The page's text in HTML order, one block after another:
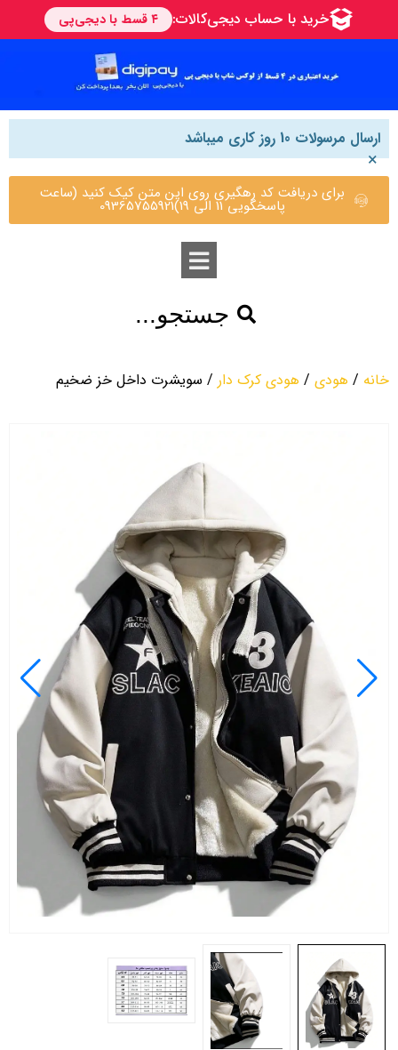
ارسال مرسولات 10 روز کاری میباشد
×
برای دریافت کد رهگیری روی این متن کیک کنید (ساعت
پاسخگویی 11 الی 19)09365755921
جستجو...
خانه / هودی / هودی کرک دار / سویشرت داخل خز ضخیم